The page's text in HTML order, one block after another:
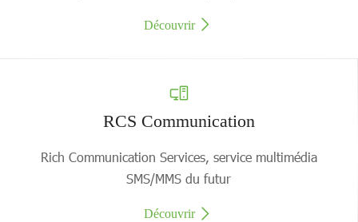
Découvrir
RCS Communication
Rich Communication Services, service multimédia
SMS/MMS du futur
Découvrir